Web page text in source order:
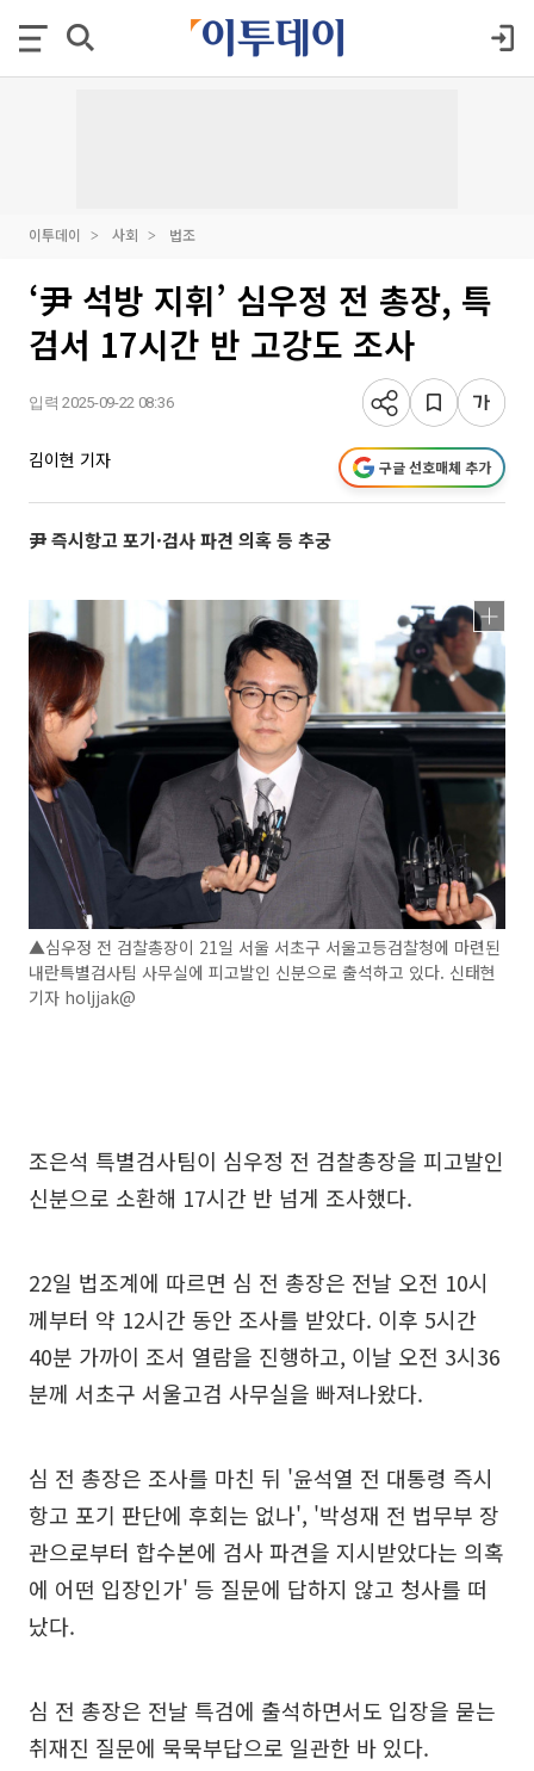
이투데이 사회 법조
‘尹 석방 지휘’ 심우정 전 총장, 특
검서 17시간 반 고강도 조사
입력 2025-09-22 08:36
김이현 기자 구글 선호매체 추가
尹 즉시항고 포기·검사 파견 의혹 등 추궁
▲심우정 전 검찰총장이 21일 서울 서초구 서울고등검찰청에 마련된
내란특별검사팀 사무실에 피고발인 신분으로 출석하고 있다. 신태현
기자 holjjak@
조은석 특별검사팀이 심우정 전 검찰총장을 피고발인
신분으로 소환해 17시간 반 넘게 조사했다.
22일 법조계에 따르면 심 전 총장은 전날 오전 10시
께부터 약 12시간 동안 조사를 받았다. 이후 5시간
40분 가까이 조서 열람을 진행하고, 이날 오전 3시36
분께 서초구 서울고검 사무실을 빠져나왔다.
심 전 총장은 조사를 마친 뒤 '윤석열 전 대통령 즉시
항고 포기 판단에 후회는 없나', '박성재 전 법무부 장
관으로부터 합수본에 검사 파견을 지시받았다는 의혹
에 어떤 입장인가' 등 질문에 답하지 않고 청사를 떠
났다.
심 전 총장은 전날 특검에 출석하면서도 입장을 묻는
취재진 질문에 묵묵부답으로 일관한 바 있다.